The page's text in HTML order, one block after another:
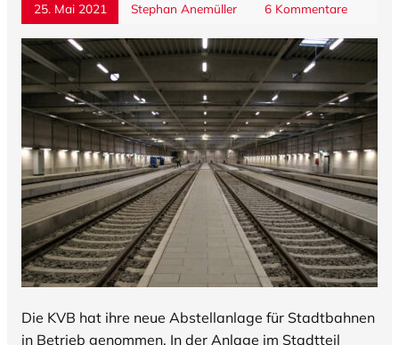
25. Mai 2021 Stephan Anemüller 6 Kommentare
Die KVB hat ihre neue Abstellanlage für Stadtbahnen
in Betrieb genommen. In der Anlage im Stadtteil